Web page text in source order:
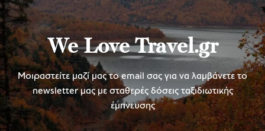
We Love Travel.gr
Μοιραστείτε μαζί μας το email σας για να λαμβάνετε το
newsletter μας με σταθερές δόσεις ταξιδιωτικής
έμπνευσης